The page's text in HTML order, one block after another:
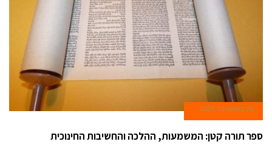
26 באוקטובר 2025
ספר תורה קטן: המשמעות, ההלכה והחשיבות החינוכית